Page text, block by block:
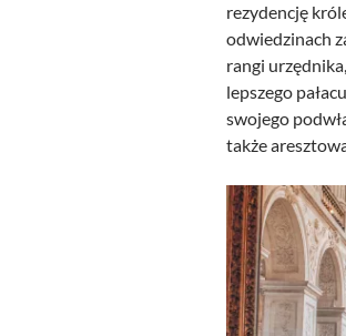
rezydencję
odwiedzinach
rangi urzędnika,
lepszego
swojego
także